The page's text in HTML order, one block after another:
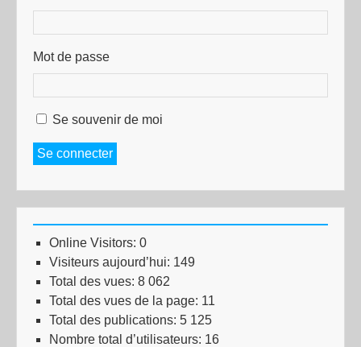
Mot de passe
Se souvenir de moi
Se connecter
Online Visitors: 0
Visiteurs aujourd’hui: 149
Total des vues: 8 062
Total des vues de la page: 11
Total des publications: 5 125
Nombre total d’utilisateurs: 16